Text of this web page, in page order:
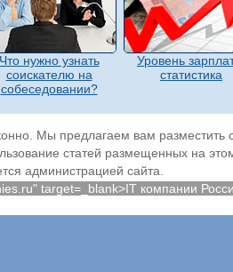
Что нужно узнать
соискателю на
собеседовании?
Уровень
статистика
Мы предлагаем вам разместить
статей размещенных на
администрацией сайта.
target=_blank>IT компании